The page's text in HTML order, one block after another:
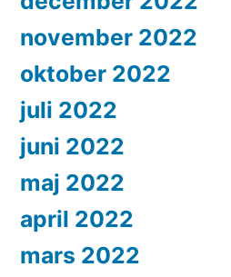
november 2022
oktober 2022
juli 2022
juni 2022
maj 2022
april 2022
mars 2022